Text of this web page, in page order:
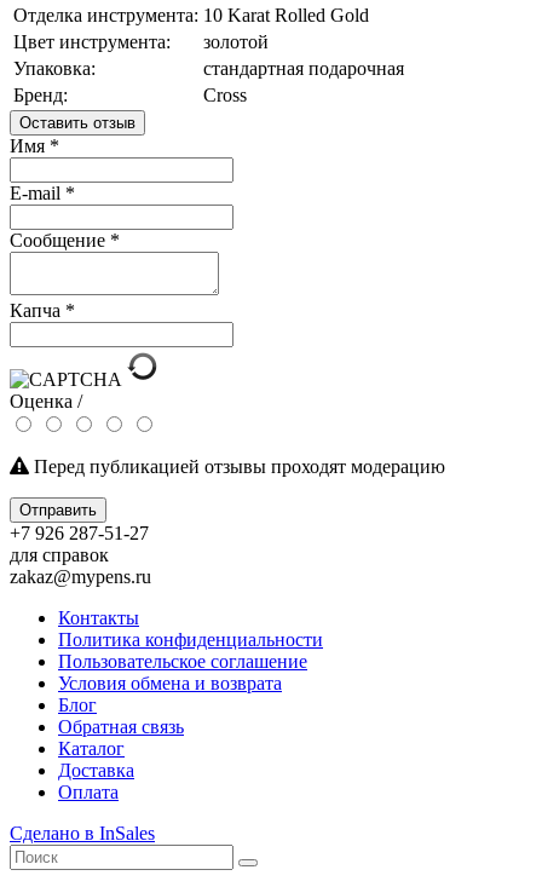
Отделка инструмента: 10 Karat Rolled Gold
Цвет инструмента:
золотой
Упаковка:
стандартная подарочная
Бренд:
Cross
Оставить отзыв
Имя *
E-mail *
Сообщение *
Капча *
Оценка /
Перед публикацией отзывы проходят модерацию
Отправить
+7 926 287-51-27
для справок
zakaz@mypens.ru
Контакты
Политика конфиденциальности
Пользовательское соглашение
Условия обмена и возврата
Блог
Обратная связь
Каталог
Доставка
Оплата
Сделано в InSales